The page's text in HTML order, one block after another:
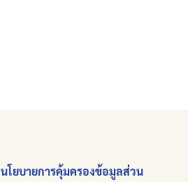
นโยบายการคุ้มครองข้อมูลส่วน